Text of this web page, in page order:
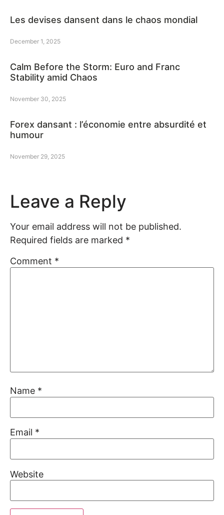
Les devises dansent dans le chaos mondial
December 1, 2025
Calm Before the Storm: Euro and Franc
Stability amid Chaos
November 30, 2025
Forex dansant : l’économie entre absurdité et
humour
November 29, 2025
Leave a Reply
Your email address will not be published.
Required fields are marked *
Comment *
Name *
Email *
Website